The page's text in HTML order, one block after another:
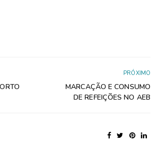
PRÓXIMO
MARCAÇÃO E CONSUMO
DE REFEIÇÕES NO AEB